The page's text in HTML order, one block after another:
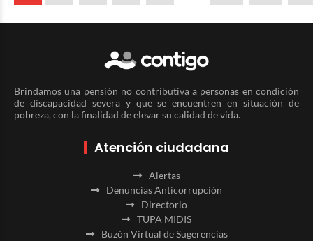
Brindamos una pensión no contributiva a personas en condición
de discapacidad severa y que se encuentren en situación de
pobreza, con la finalidad de elevar su calidad de vida.
Atención ciudadana
Alertas
Denuncias Anticorrupción
Directorio
TUPA MIDIS
Buzón Virtual de Sugerencias